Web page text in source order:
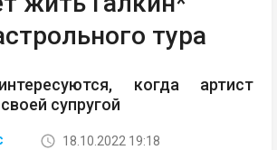
тура
когда артист
супругой
18.10.2022 19:18